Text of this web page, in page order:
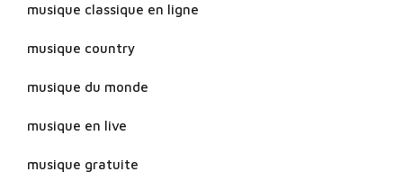
musique classique en ligne
musique country
musique du monde
musique en live
musique gratuite